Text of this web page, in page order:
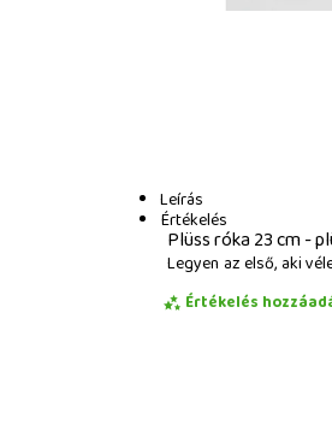
Leírás
Értékelés
Plüss róka 23 cm -
Legyen az első, aki
Értékelés